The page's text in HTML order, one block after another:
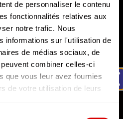
de personnaliser le contenu
fonctionnalités relatives aux
notre trafic. Nous
informations sur l'utilisation de
de médias sociaux, de
combiner celles-ci
que vous leur avez fournies
de votre utilisation de leurs